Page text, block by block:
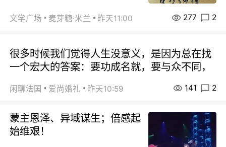
文学广场 麦芽糖·米兰 昨天11:00 277 2
很多时候我们觉得人生没意义，是因为总在找
一个宏大的答案：要功成名就，要与众不同，
闲聊法国 爱尚婚礼 昨天10:59 141 2
蒙主恩泽、异域谋生；倍感起
始维艰！